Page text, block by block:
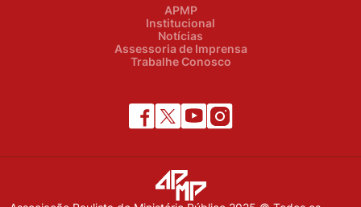
APMP
Institucional
Notícias
Assessoria de Imprensa
Trabalhe Conosco